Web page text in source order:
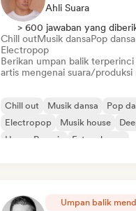
Ahli Suara
> 600 jawaban yang
Chill outMusik dansaPop dansa
Electropop
Berikan umpan balik terperinci
artis mengenai suara/produksi
Chill out Musik dansa
Pop
Electropop
Musik house
House Prancis
Future house
Umpan balik